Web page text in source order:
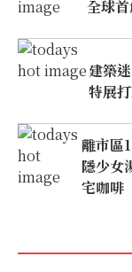
全球
建築
特展
離市區
隱少女
宅咖啡